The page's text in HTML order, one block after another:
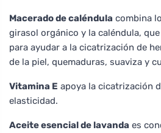
Macerado de caléndula combina
girasol orgánico y la caléndula,
para ayudar a la cicatrización de
de la piel, quemaduras, suaviza y
Vitamina E apoya la cicatrización
elasticidad.
Aceite esencial de lavanda es